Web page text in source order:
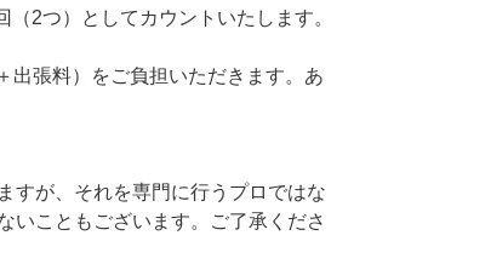
2つ）としてカウントいたします。
出張料）をご負担いただきます。あ
すが、それを専門に行うプロではな
いこともございます。ご了承くださ